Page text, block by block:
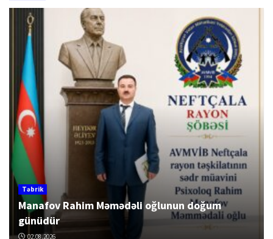
Təbrik
Manafov Rahim Məmədəli oğlunun doğum
günüdür
02.08.2026